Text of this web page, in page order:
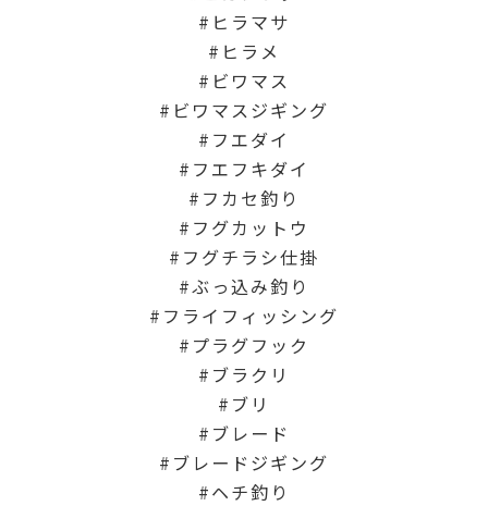
ヒラマサ
ヒラメ
ビワマス
ビワマスジギング
フエダイ
フエフキダイ
フカセ釣り
フグカットウ
フグチラシ仕掛
ぶっ込み釣り
フライフィッシング
プラグフック
ブラクリ
ブリ
ブレード
ブレードジギング
ヘチ釣り